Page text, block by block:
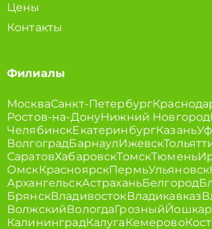
Цены
Контакты
Филиалы
МоскваСанкт-Петербург
Ростов-на-ДонуНижний Новгород
ЧелябинскЕкатеринбургКазань
ВолгоградБарнаулИжевск
СаратовХабаровскТомскТюмень
ОмскКрасноярскПермьУльяновск
АрхангельскАстраханьБелгород
БрянскВладивостокВладикавказ
ВолжскийВологдаГрозный
КалининградКалугаКемерово